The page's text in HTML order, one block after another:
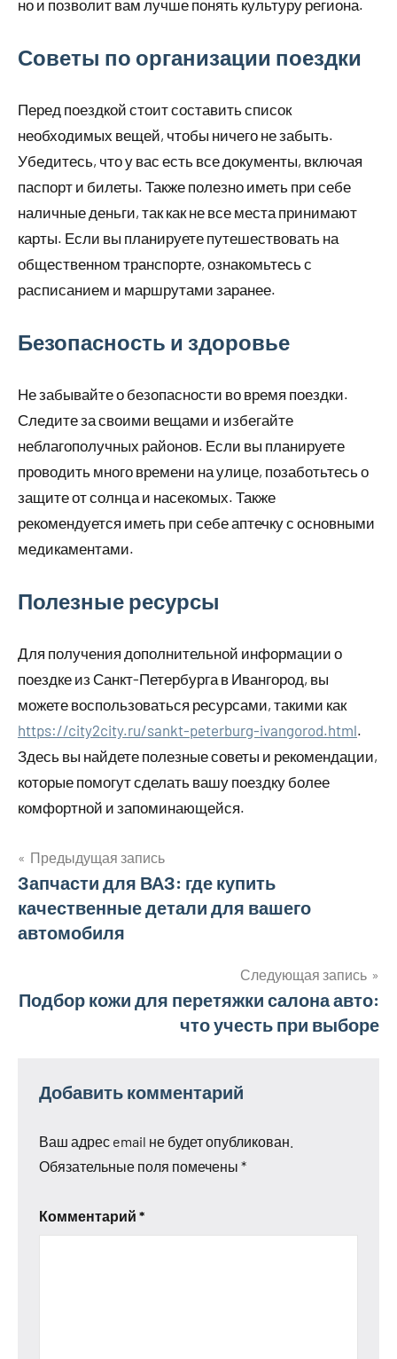
но и позволит вам лучше понять культуру региона.
Советы по организации поездки
Перед поездкой стоит составить список
необходимых вещей, чтобы ничего не забыть.
Убедитесь, что у вас есть все документы, включая
паспорт и билеты. Также полезно иметь при себе
наличные деньги, так как не все места принимают
карты. Если вы планируете путешествовать на
общественном транспорте, ознакомьтесь с
расписанием и маршрутами заранее.
Безопасность и здоровье
Не забывайте о безопасности во время поездки.
Следите за своими вещами и избегайте
неблагополучных районов. Если вы планируете
проводить много времени на улице, позаботьтесь о
защите от солнца и насекомых. Также
рекомендуется иметь при себе аптечку с основными
медикаментами.
Полезные ресурсы
Для получения дополнительной информации о
поездке из Санкт-Петербурга в Ивангород, вы
можете воспользоваться ресурсами, такими как
https://city2city.ru/sankt-peterburg-ivangorod.html.
Здесь вы найдете полезные советы и рекомендации,
которые помогут сделать вашу поездку более
комфортной и запоминающейся.
Навигация
по
Предыдущая запись
Запчасти для ВАЗ: где купить
качественные детали для вашего
автомобиля
Следующая запись
Подбор кожи для перетяжки салона авто:
что учесть при выборе
Добавить комментарий
Ваш адрес email не будет опубликован.
Обязательные поля помечены *
Комментарий *